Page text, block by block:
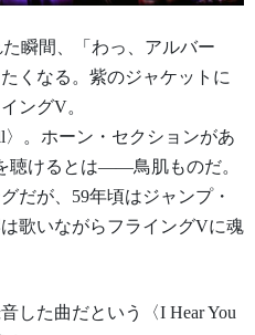
た瞬間、「わっ、アルバー
くなる。紫のジャケットに
ングV。
〉。ホーン・セクションがあ
聴けるとは——鳥肌ものだ。
だが、59年頃はジャンプ・
歌いながらフライングVに魂
した曲だという〈I Hear You